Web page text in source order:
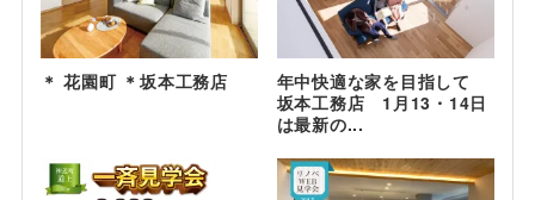
＊ 花園町 ＊坂本工務店
年中快適な家を目指して
坂本工務店 1月13・14日
は最新の...